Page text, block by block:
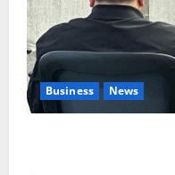
Business News